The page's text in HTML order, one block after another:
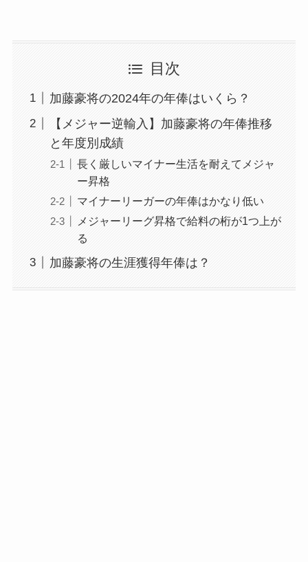
目次
加藤豪将の2024年の年俸はいくら？
【メジャー逆輸入】加藤豪将の年俸推移
と年度別成績
長く厳しいマイナー生活を耐えてメジャ
ー昇格
マイナーリーガーの年俸はかなり低い
メジャーリーグ昇格で給料の桁が1つ上が
る
加藤豪将の生涯獲得年俸は？